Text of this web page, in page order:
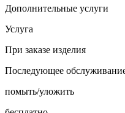
Дополнительные услуги
Услуга
При заказе изделия
Последующее
помыть/уложить